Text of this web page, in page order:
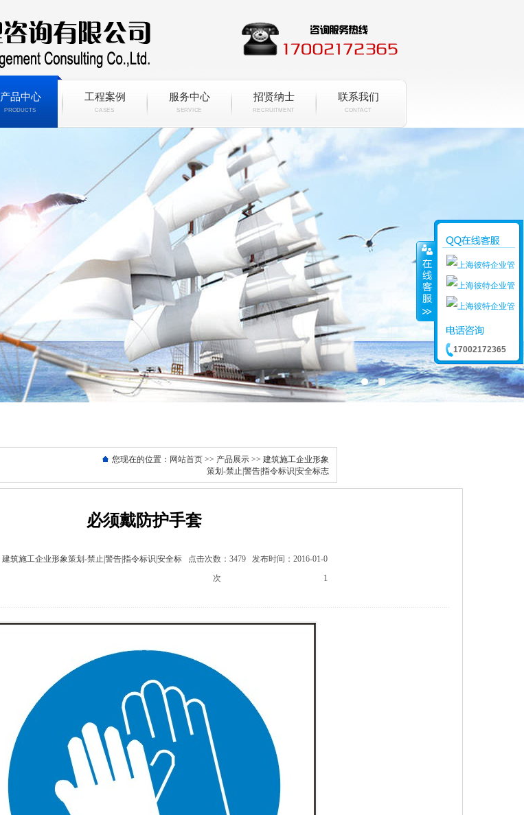
产品中心
PRODUCTS
工程案例
CASES
服务中心
SERVICE
招贤纳士
RECRUITMENT
联系我们
CONTACT
您现在的位置： 网站首页 >> 产品展示 >> 建筑施工企业形象
策划-禁止|警告|指令标识|安全标志
必须戴防护手套
建筑施工企业形象策划-禁止|警告|指令标识|安全标
点击次数：3479
次
发布时间：2016-01-0
1
17002172365